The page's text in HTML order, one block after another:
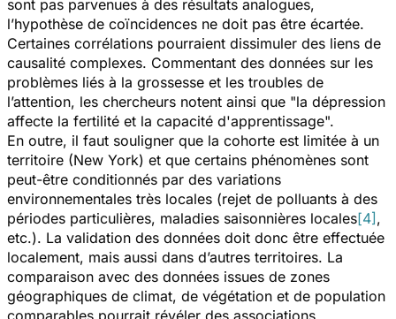
sont pas parvenues à des résultats analogues,
l’hypothèse de coïncidences ne doit pas être écartée.
Certaines corrélations pourraient dissimuler des liens de
causalité complexes. Commentant des données sur les
problèmes liés à la grossesse et les troubles de
l’attention, les chercheurs notent ainsi que "la dépression
affecte la fertilité et la capacité d'apprentissage".
En outre, il faut souligner que la cohorte est limitée à un
territoire (New York) et que certains phénomènes sont
peut-être conditionnés par des variations
environnementales très locales (rejet de polluants à des
périodes particulières, maladies saisonnières locales[4],
etc.). La validation des données doit donc être effectuée
localement, mais aussi dans d’autres territoires. La
comparaison avec des données issues de zones
géographiques de climat, de végétation et de population
comparables pourrait révéler des associations